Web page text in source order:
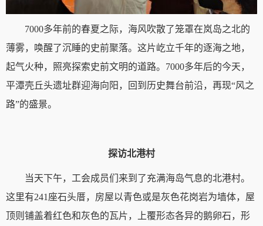
7000多年前的春夏之际，海风吹散了笼罩在岚岛之北的
薄雾，唤醒了沉睡的史前聚落。这片屹立千年的逐海之地，
起气火种，照亮探索史前文明的道路。7000多年后的今天，
平潭壳丘头遗址群迎海向阳，回到历史舞台前沿，再现“风之
路”的盛景。
探访北港村
当天下午，工会成员们来到了充满海岛气息的北港村。
这里有241座石头厝，房屋以青色或是灰色花岗岩为墙体，屋
顶则铺盖着红色和灰色的瓦片，上覆形态各异的鹅卵石，形